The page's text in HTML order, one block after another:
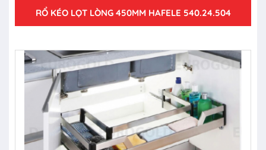
RỔ KÉO LỌT LÒNG 450MM HAFELE 540.24.504